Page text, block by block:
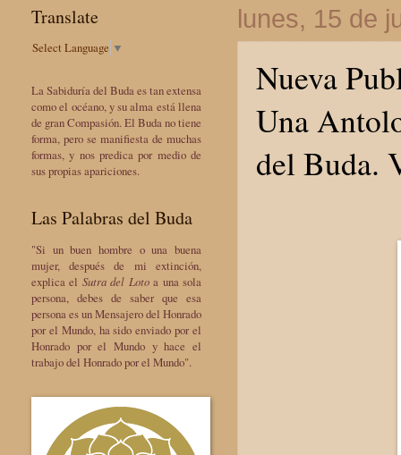
lunes, 15 de
Nueva
Una
del Buda.
Translate
Select Language ▼
La Sabiduría del Buda es tan extensa
como el océano, y su alma está llena
de gran Compasión. El Buda no tiene
forma, pero se manifiesta de muchas
formas, y nos predica por medio de
sus propias apariciones.
Las Palabras del Buda
"Si un buen hombre o una buena
mujer, después de mi extinción,
explica el Sutra del Lotoa una sola
persona, debes de saber que esa
persona es un Mensajero del Honrado
por el Mundo, ha sido enviado por el
Honrado por el Mundo y hace el
trabajo del Honrado por el Mundo".